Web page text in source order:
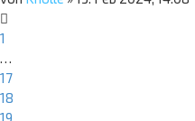
1
…
17
18
19